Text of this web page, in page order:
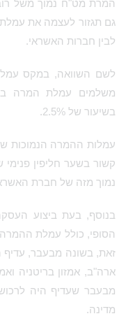
המרת מט"ח נמוך משל
גם תגזור לעצמה את
לבין חברות האשראי.
בשיעור של 2.5%.
עמלות ההמרה הנמוכות
קשור בשער חליפין
נמוך מזה של חברת
בנוסף, בעת ביצוע
הסופי, כולל עמלת
זאת, בשונה מבעבר, עדיף
ארה"ב, אמזון בריטניה
מבעבר שעדיף היה
מדינה.